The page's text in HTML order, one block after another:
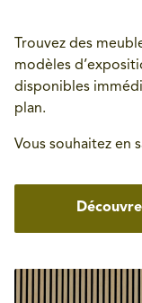
Trouvez des
modèles
disponibles
plan.
Vous souhaitez en